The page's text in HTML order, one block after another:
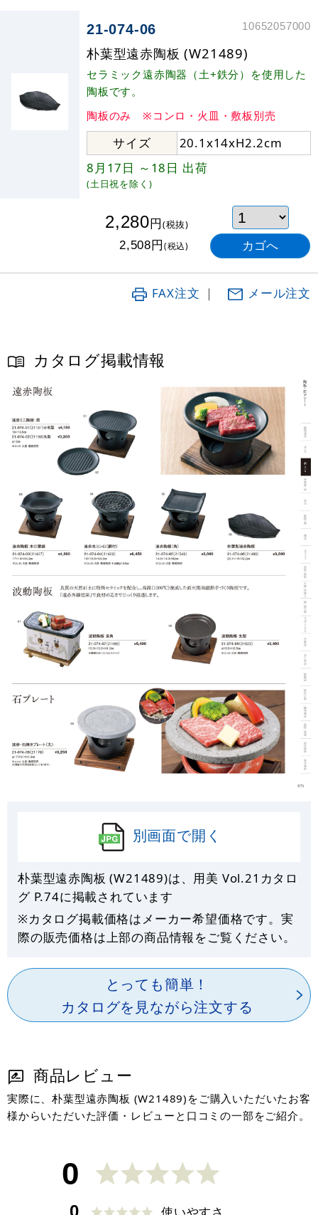
21-074-06 10652057000
朴葉型遠赤陶板 (W21489)
セラミック遠赤陶器（土+鉄分）を使用した
陶板です。
陶板のみ ※コンロ・火皿・敷板別売
サイズ
20.1x14xH2.2cm
8月17日 ～18日 出荷
(土日祝を除く)
2,280円(税抜)
2,508円(税込)
FAX注文 ｜ メール注文
カタログ掲載情報
別画面で開く
朴葉型遠赤陶板 (W21489)は、用美 Vol.21カタロ
グ P.74に掲載されています
※カタログ掲載価格はメーカー希望価格です。実
際の販売価格は上部の商品情報をご覧ください。
とっても簡単！
カタログを見ながら注文する
商品レビュー
実際に、朴葉型遠赤陶板 (W21489)をご購入いただいたお客
様からいただいた評価・レビューと口コミの一部をご紹介。
0
使いやすさ